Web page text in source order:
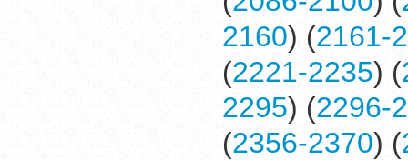
2160) (2161-
(2221-2235) (
2295) (2296-
(2356-2370) (